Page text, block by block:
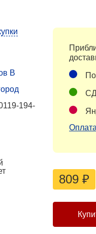
В
194-
809 ₽